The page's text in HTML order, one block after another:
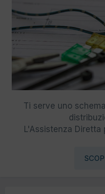
Ti serve uno
L'Assistenza